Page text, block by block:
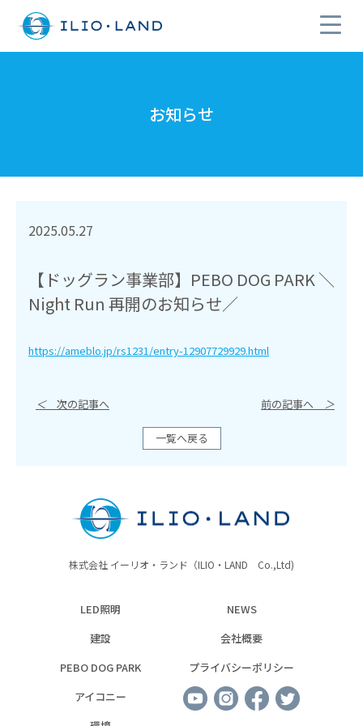
お知らせ
2025.05.27
【ドッグラン事業部】PEBO DOG PARK ＼
Night Run 再開のお知らせ／
https://ameblo.jp/rs1231/entry-12907729929.html
＜次の記事へ 前の記事へ ＞
一覧へ戻る
株式会社 イーリオ・ランド（ILIO・LAND Co.,Ltd)
LED照明
建設
PEBO DOG PARK
アイコニー
NEWS
会社概要
プライバシーポリシー